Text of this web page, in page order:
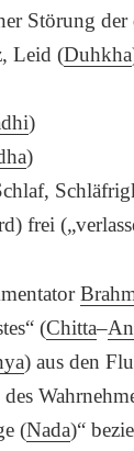
Störung
Leid (Duhkha
)
)
frei
(Chitta–
) aus den
(Nada)“